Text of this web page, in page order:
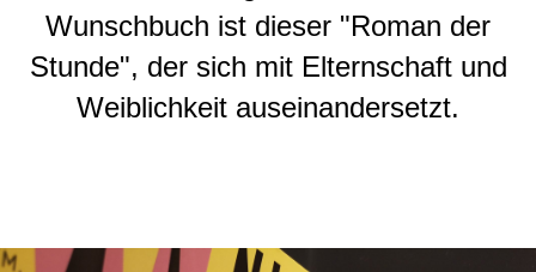
Wunschbuch ist dieser "Roman der
Stunde", der sich mit Elternschaft und
Weiblichkeit auseinandersetzt.